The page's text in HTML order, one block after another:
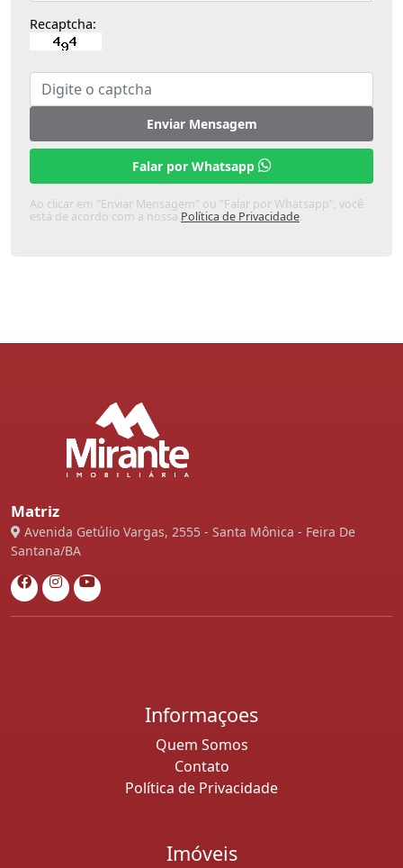
Recaptcha:
Enviar Mensagem
Falar por Whatsapp
Ao clicar em "Enviar Mensagem" ou "Falar por Whatsapp", você
está de acordo com a nossa Política de Privacidade.
Matriz
Avenida Getúlio Vargas, 2555 - Santa Mônica - Feira De
Santana/BA
Informaçoes
Quem Somos
Contato
Política de Privacidade
Imóveis